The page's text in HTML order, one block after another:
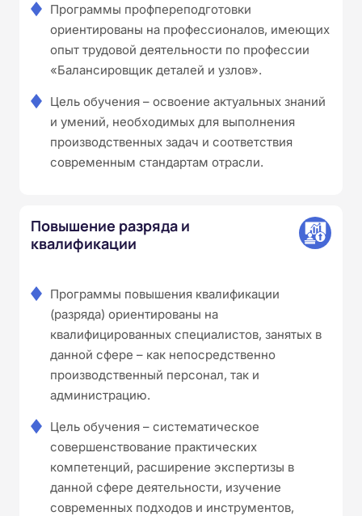
Программы профпереподготовки
ориентированы на профессионалов, имеющих
опыт трудовой деятельности по профессии
«Балансировщик деталей и узлов».
Цель обучения – освоение актуальных знаний
и умений, необходимых для выполнения
производственных задач и соответствия
современным стандартам отрасли.
Повышение разряда и
квалификации
Программы повышения квалификации
(разряда) ориентированы на
квалифицированных специалистов, занятых в
данной сфере – как непосредственно
производственный персонал, так и
администрацию.
Цель обучения – систематическое
совершенствование практических
компетенций, расширение экспертизы в
данной сфере деятельности, изучение
современных подходов и инструментов,